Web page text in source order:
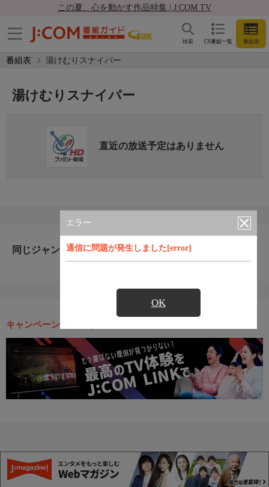
この夏、心を動かす作品特集 | J:COM TV
CS番組一覧 番組表
検索
番組表 湯けむりスナイパー
エラー
通信に問題が発生しました[error]
OK
湯けむりスナイパー
直近の放送予定はありません
同じジャンルのおすすめ番組
キャンペーン・お得な情報